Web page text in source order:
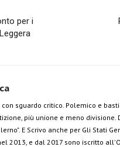
per i
sguardo critico. Polemico e
più unione e meno
E Scrivo anche per Gli Stati
2013, e dal 2017 sono iscritto